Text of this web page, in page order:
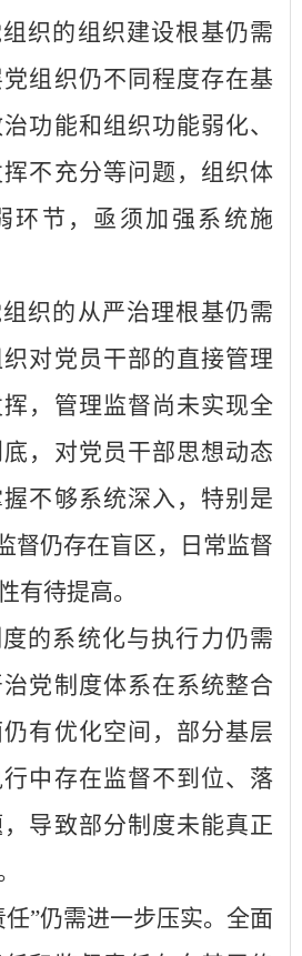
织的组织建设根基仍需
组织仍不同程度存在基
功能和组织功能弱化、
不充分等问题，组织体
环节，亟须加强系统施
织的从严治理根基仍需
对党员干部的直接管理
，管理监督尚未实现全
，对党员干部思想动态
不够系统深入，特别是
督仍存在盲区，日常监督
有待提高。
的系统化与执行力仍需
党制度体系在系统整合
有优化空间，部分基层
中存在监督不到位、落
导致部分制度未能真正
任”仍需进一步压实。全面